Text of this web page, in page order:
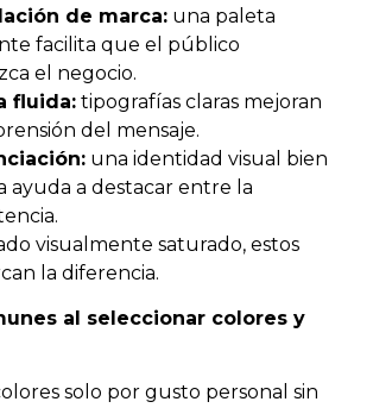
de marca: una paleta
facilita que el público
el negocio.
fluida: tipografías claras mejoran
del mensaje.
una identidad visual bien
ayuda a destacar entre la
visualmente saturado, estos
la diferencia.
al seleccionar colores y
solo por gusto personal sin